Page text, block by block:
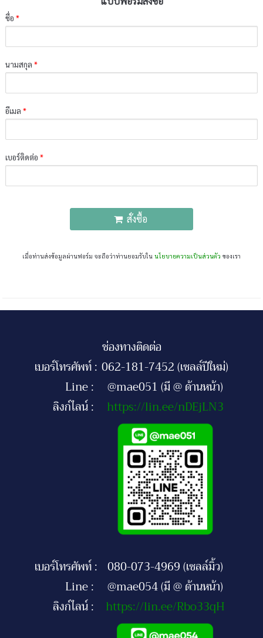
ชื่อ*
นามสกุล*
อีเมล*
เบอร์ติดต่อ*
สั่งซื้อ
เมื่อท่านส่งข้อมูลผ่านฟอร์ม จะถือว่าท่านยอมรับใน นโยบายความเป็นส่วนตัว ของเรา
ช่องทางติดต่อ
เบอร์โทรศัพท์ : 062-181-7452 (เซลล์ปีใหม่)
Line :
@mae051 (มี @ ด้านหน้า)
ลิงก์ไลน์ :
https://lin.ee/nDEjLN3
เบอร์โทรศัพท์ : 080-073-4969 (เซลล์มิ้ว)
Line :
@mae054 (มี @ ด้านหน้า)
ลิงก์ไลน์ :
https://lin.ee/Rbo33qH